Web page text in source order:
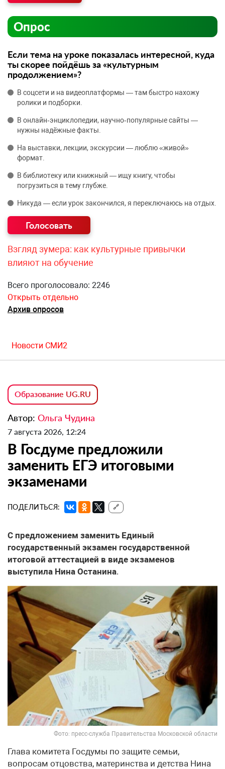
Опрос
Если тема на уроке показалась интересной, куда
ты скорее пойдёшь за «культурным
продолжением»?
В соцсети и на видеоплатформы — там быстро нахожу
ролики и подборки.
В онлайн‑энциклопедии, научно‑популярные сайты —
нужны надёжные факты.
На выставки, лекции, экскурсии — люблю «живой»
формат.
В библиотеку или книжный — ищу книгу, чтобы
погрузиться в тему глубже.
Никуда — если урок закончился, я переключаюсь на отдых.
Взгляд зумера: как культурные привычки
влияют на обучение
Всего проголосовало: 2246
Открыть отдельно
Архив опросов
Новости СМИ2
Образование UG.RU
Автор: Ольга Чудина
7 августа 2026, 12:24
В Госдуме предложили
заменить ЕГЭ итоговыми
экзаменами
ПОДЕЛИТЬСЯ: 🔗
С предложением заменить Единый
государственный экзамен государственной
итоговой аттестацией в виде экзаменов
выступила Нина Останина.
Фото: пресс-служба Правительства Московской области
Глава комитета Госдумы по защите семьи,
вопросам отцовства, материнства и детства Нина